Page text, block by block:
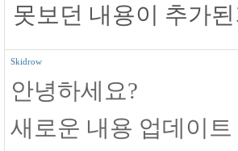
못보던 내용이 추가
Skidrow
안녕하세요?
새로운 내용 업데이